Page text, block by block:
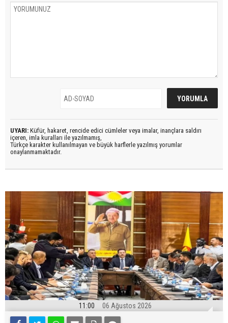
UYARI: Küfür, hakaret, rencide edici cümleler veya imalar, inançlara saldırı
içeren, imla kuralları ile yazılmamış,
Türkçe karakter kullanılmayan ve büyük harflerle yazılmış yorumlar
onaylanmamaktadır.
11:00 06 Ağustos 2026